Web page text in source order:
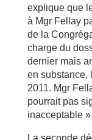
explique que
à Mgr Fellay
de la
charge du
dernier mais
en substance,
2011. Mgr
pourrait pas
inacceptable ».
La seconde